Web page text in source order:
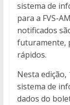
sistema de
para a FVS-
notificados
futuramente,
rápidos.
Nesta
sistema de
dados do